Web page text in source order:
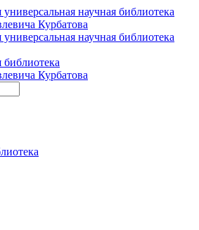
библиотека
Курбатова